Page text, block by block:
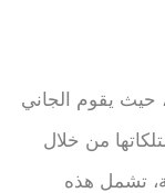
حيث يقوم الجاني
من خلال
تشمل هذه